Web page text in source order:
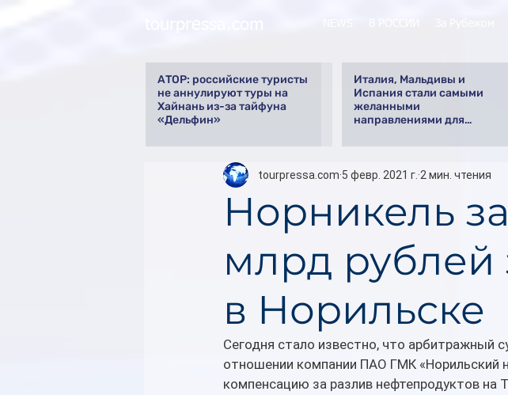
АТОР: российские туристы
не аннулируют туры на
Хайнань из-за тайфуна
«Дельфин»
Италия, Мальдивы и
Испания стали самыми
желанными
направлениями для
россиян
Норникель
млрд рублей
в Норильске
tourpressa.com 5 февр. 2021 г. 2 мин. чтения
Сегодня стало известно, что арбитражный
отношении компании ПАО ГМК «Норильский
компенсацию за разлив нефтепродуктов